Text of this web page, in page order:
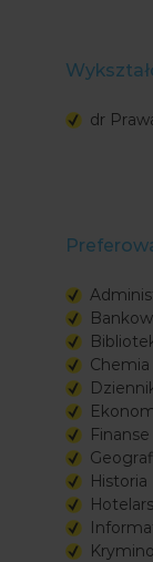
dr
Chemia
Finanse
Historia